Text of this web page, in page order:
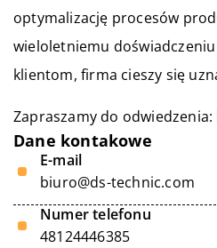
optymalizację procesów
wieloletniemu
klientom, firma cieszy się
Zapraszamy do odwiedzenia:
Dane kontakowe
E-mail
biuro@ds-technic.com
Numer telefonu
48124446385